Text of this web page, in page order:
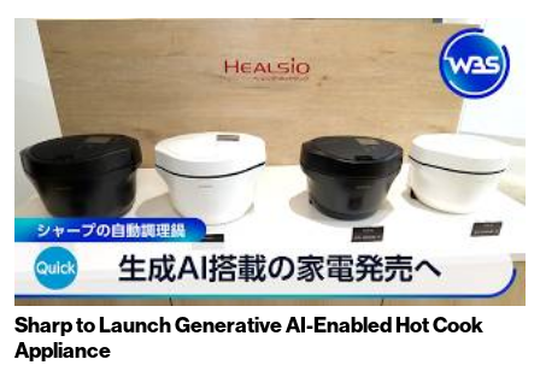
Sharp to Launch Generative AI-Enabled Hot Cook
Appliance